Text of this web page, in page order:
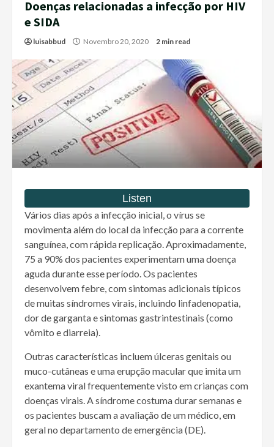
Doenças relacionadas a infecção por HIV
e SIDA
luisabbud Novembro 20, 2020 2 min read
Vários dias após a infecção inicial, o vírus se
movimenta além do local da infecção para a corrente
sanguínea, com rápida replicação. Aproximadamente,
75 a 90% dos pacientes experimentam uma doença
aguda durante esse período. Os pacientes
desenvolvem febre, com sintomas adicionais típicos
de muitas síndromes virais, incluindo linfadenopatia,
dor de garganta e sintomas gastrintestinais (como
vômito e diarreia).
Outras características incluem úlceras genitais ou
muco-cutâneas e uma erupção macular que imita um
exantema viral frequentemente visto em crianças com
doenças virais. A síndrome costuma durar semanas e
os pacientes buscam a avaliação de um médico, em
geral no departamento de emergência (DE).